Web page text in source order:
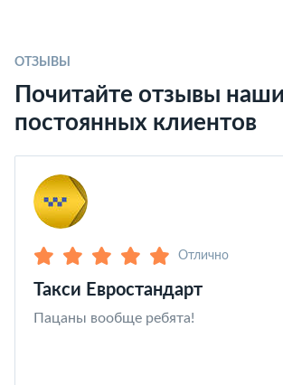
ОТЗЫВЫ
Почитайте отзывы
постоянных клиентов
Отлично
Такси Евростандарт
Пацаны вообще ребята!